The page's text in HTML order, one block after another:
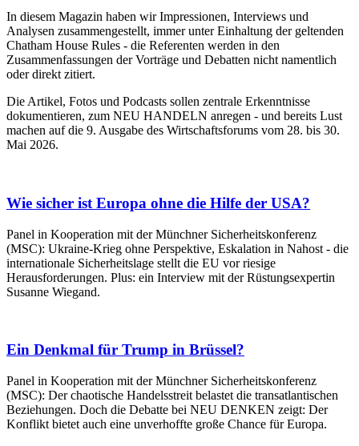
In diesem Magazin haben wir Impressionen, Interviews und
Analysen zusammengestellt, immer unter Einhaltung der geltenden
Chatham House Rules - die Referenten werden in den
Zusammenfassungen der Vorträge und Debatten nicht namentlich
oder direkt zitiert.
Die Artikel, Fotos und Podcasts sollen zentrale Erkenntnisse
dokumentieren, zum NEU HANDELN anregen - und bereits Lust
machen auf die 9. Ausgabe des Wirtschaftsforums vom 28. bis 30.
Mai 2026.
Wie sicher ist Europa ohne die Hilfe der USA?
Panel in Kooperation mit der Münchner Sicherheitskonferenz
(MSC): Ukraine-Krieg ohne Perspektive, Eskalation in Nahost - die
internationale Sicherheitslage stellt die EU vor riesige
Herausforderungen. Plus: ein Interview mit der Rüstungsexpertin
Susanne Wiegand.
Ein Denkmal für Trump in Brüssel?
Panel in Kooperation mit der Münchner Sicherheitskonferenz
(MSC): Der chaotische Handelsstreit belastet die transatlantischen
Beziehungen. Doch die Debatte bei NEU DENKEN zeigt: Der
Konflikt bietet auch eine unverhoffte große Chance für Europa.